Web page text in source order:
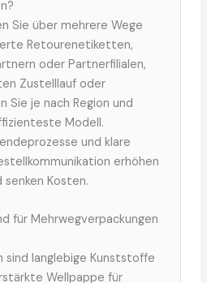
Sie über mehrere Wege
Retourenetiketten,
oder Partnerfilialen,
Zustelllauf oder
Sie je nach Region und
Modell.
und klare
erhöhen
Kosten.
für Mehrwegverpackungen
langlebige Kunststoffe
Wellpappe für